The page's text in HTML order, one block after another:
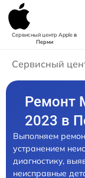
Сервисный центр Appleв
Перми
Сервисный
Ремонт
2023 в
Выполняем
устранением
диагностику,
неисправные